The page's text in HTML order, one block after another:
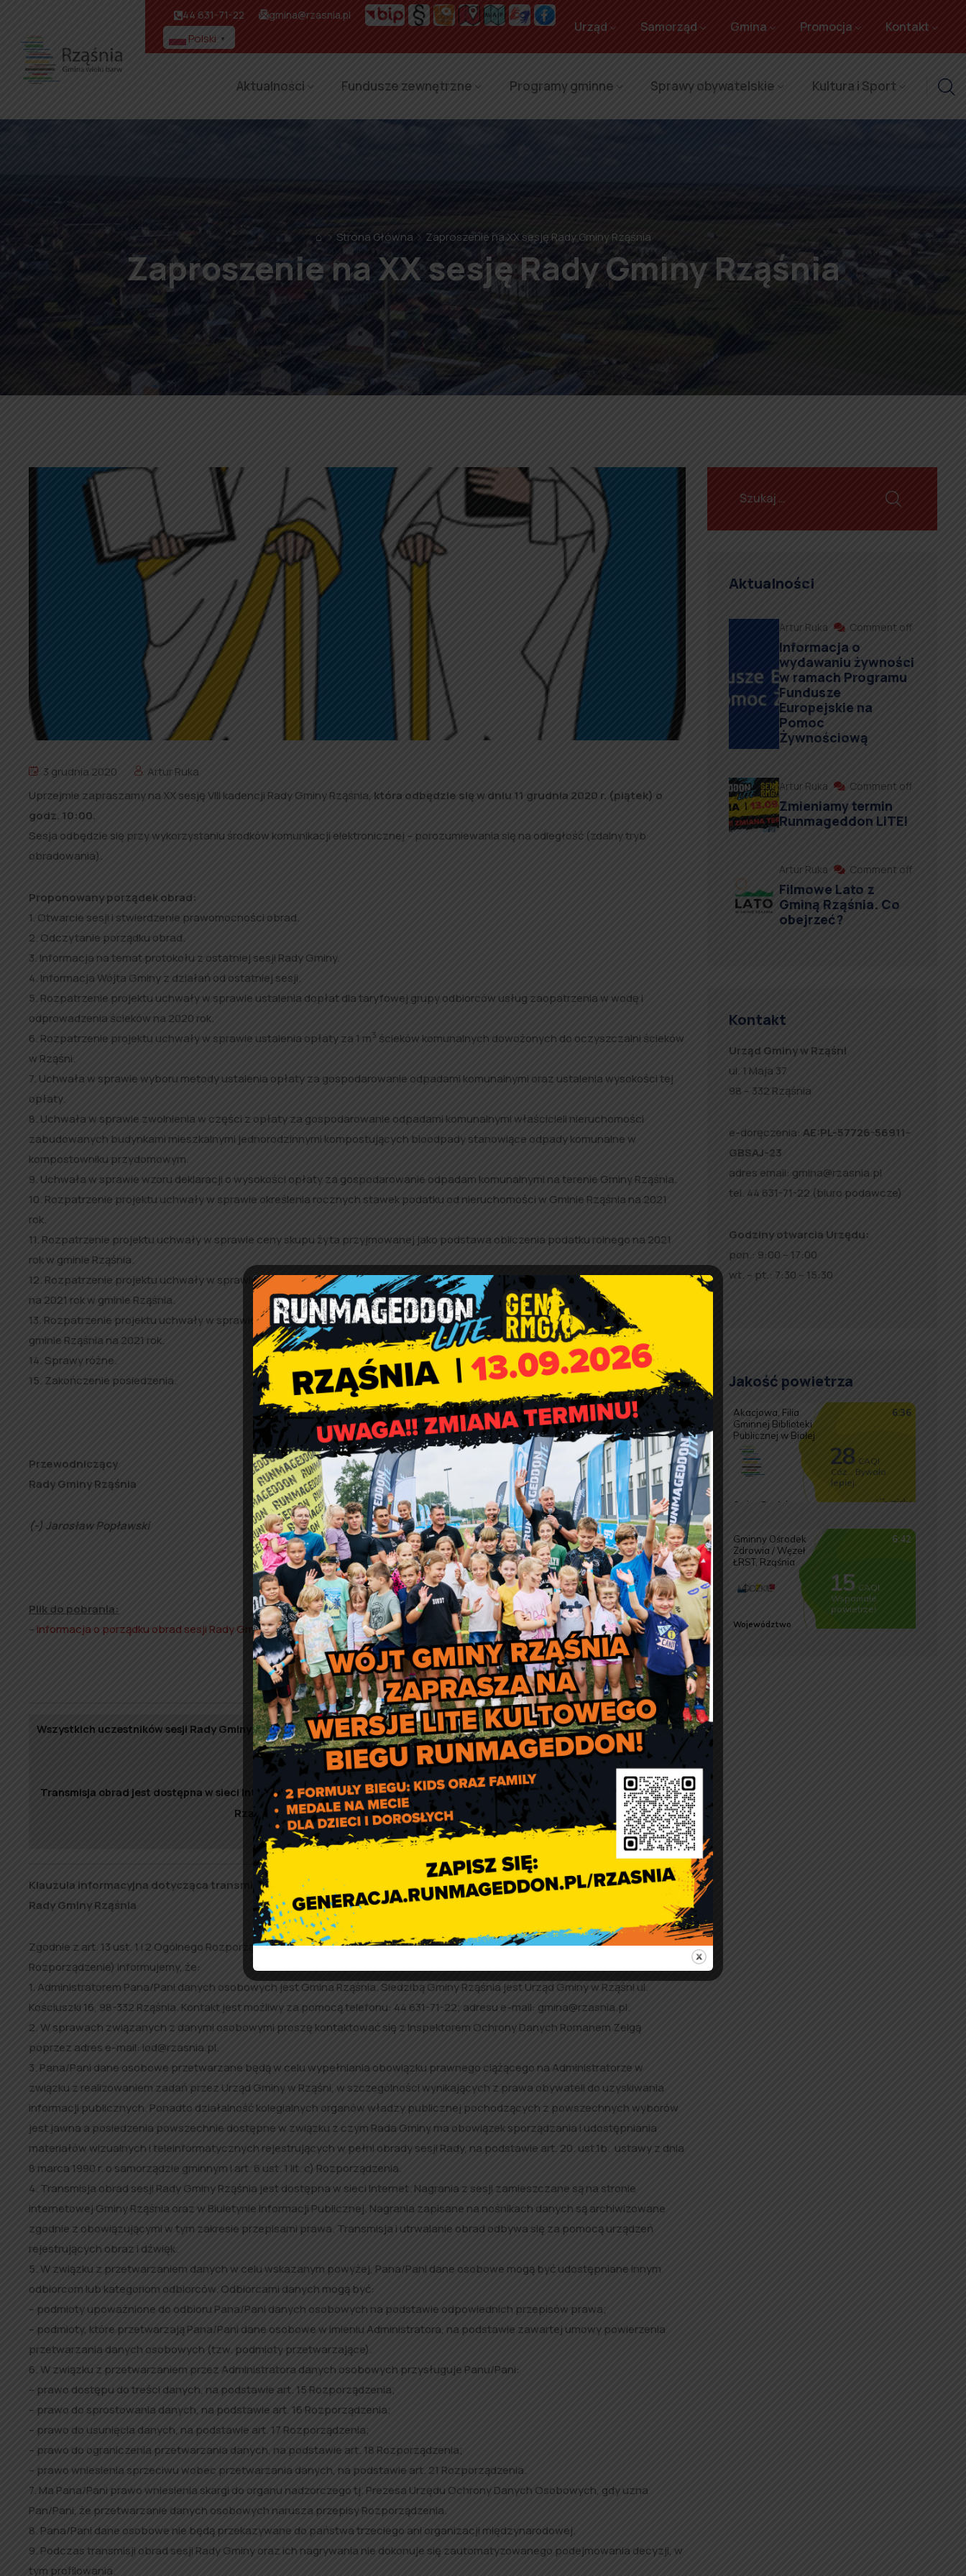
44 631-71-22 gmina@rzasnia.pl
Polski ▼
Urząd Samorząd Gmina Promocja Kontakt
Aktualności Fundusze zewnętrzne Programy gminne Sprawy obywatelskie Kultura i Sport
⌂ Strona Główna Zaproszenie na XX sesję Rady Gminy Rząśnia
Zaproszenie na XX sesję Rady Gminy Rząśnia
3 grudnia 2020
Artur Ruka
Uprzejmie zapraszamy na XX sesję VIII kadencji Rady Gminy Rząśnia, która odbędzie się w dniu 11 grudnia 2020 r. (piątek) o
godz. 10:00.
Sesja odbędzie się przy wykorzystaniu środków komunikacji elektronicznej – porozumiewania się na odległość (zdalny tryb
obradowania).
Proponowany porządek obrad:
1. Otwarcie sesji i stwierdzenie prawomocności obrad.
2. Odczytanie porządku obrad.
3. Informacja na temat protokołu z ostatniej sesji Rady Gminy.
4. Informacja Wójta Gminy z działań od ostatniej sesji.
5. Rozpatrzenie projektu uchwały w sprawie ustalenia dopłat dla taryfowej grupy odbiorców usług zaopatrzenia w wodę i
odprowadzenia ścieków na 2020 rok.
6. Rozpatrzenie projektu uchwały w sprawie ustalenia opłaty za 1 m3 ścieków komunalnych dowożonych do oczyszczalni ścieków
w Rząśni.
7. Uchwała w sprawie wyboru metody ustalenia opłaty za gospodarowanie odpadami komunalnymi oraz ustalenia wysokości tej
opłaty.
8. Uchwała w sprawie zwolnienia w części z opłaty za gospodarowanie odpadami komunalnymi właścicieli nieruchomości
zabudowanych budynkami mieszkalnymi jednorodzinnymi kompostujących bioodpady stanowiące odpady komunalne w
kompostowniku przydomowym.
9. Uchwała w sprawie wzoru deklaracji o wysokości opłaty za gospodarowanie odpadam komunalnymi na terenie Gminy Rząśnia.
10. Rozpatrzenie projektu uchwały w sprawie określenia rocznych stawek podatku od nieruchomości w Gminie Rząśnia na 2021
rok.
11. Rozpatrzenie projektu uchwały w sprawie ceny skupu żyta przyjmowanej jako podstawa obliczenia podatku rolnego na 2021
rok w gminie Rząśnia.
12. Rozpatrzenie projektu uchwały w sprawie ceny sprzedaży drewna przyjmowanej jako podstawa obliczenia podatku leśnego
na 2021 rok w gminie Rząśnia.
13. Rozpatrzenie projektu uchwały w sprawie określenia wysokości rocznych stawek podatku od środków transportowych w
gminie Rząśnia na 2021 rok.
14. Sprawy różne.
15. Zakończenie posiedzenia.
Przewodniczący
Rady Gminy Rząśnia
(-) Jarosław Popławski
Plik do pobrania:
–informacja o porządku obrad sesji Rady Gminy Rząśnia zwołanej na 11 grudnia 2020 roku.
Wszystkich uczestników sesji Rady Gminy Rząśnia informujemy, iż obrady są transmitowane i utrwalane za pomocą urządzeń
rejestrujących obraz i dźwięk.
Transmisja obrad jest dostępna w sieci Internet, natomiast nagrania z sesji zamieszczane są na stronie internetowej Gminy
Rząśnia oraz w Biuletynie Informacji Publicznej.
Klauzula informacyjna dotycząca transmitowania i utrwalania za pomocą urządzeń rejestrujących obraz i dźwięk sesji
Rady Gminy Rząśnia
Zgodnie z art. 13 ust. 1 i 2 Ogólnego Rozporządzenia o Ochronie Danych Osobowych z dnia 27 kwietnia 2016 r. (dalej
Rozporządzenie) informujemy, że:
1. Administratorem Pana/Pani danych osobowych jest Gmina Rząśnia. Siedzibą Gminy Rząśnia jest Urząd Gminy w Rząśni ul.
Kościuszki 16, 98-332 Rząśnia. Kontakt jest możliwy za pomocą telefonu: 44 631-71-22; adresu e-mail: gmina@rzasnia.pl.
2. W sprawach związanych z danymi osobowymi proszę kontaktować się z Inspektorem Ochrony Danych Romanem Zelgą
poprzez adres e-mail: iod@rzasnia.pl.
3. Pana/Pani dane osobowe przetwarzane będą w celu wypełniania obowiązku prawnego ciążącego na Administratorze w
związku z realizowaniem zadań przez Urząd Gminy w Rząśni, w szczególności wynikających z prawa obywateli do uzyskiwania
informacji publicznych. Ponadto działalność kolegialnych organów władzy publicznej pochodzących z powszechnych wyborów
jest jawna a posiedzenia powszechnie dostępne w związku z czym Rada Gminy ma obowiązek sporządzania i udostępniania
materiałów wizualnych i teleinformatycznych rejestrujących w pełni obrady sesji Rady, na podstawie art. 20. ust.1b. ustawy z dnia
8 marca 1990 r. o samorządzie gminnym i art. 6 ust. 1 lit. c) Rozporządzenia.
4. Transmisja obrad sesji Rady Gminy Rząśnia jest dostępna w sieci Internet. Nagrania z sesji zamieszczane są na stronie
internetowej Gminy Rząśnia oraz w Biuletynie Informacji Publicznej. Nagrania zapisane na nośnikach danych są archiwizowane
zgodnie z obowiązującymi w tym zakresie przepisami prawa. Transmisja i utrwalanie obrad odbywa się za pomocą urządzeń
rejestrujących obraz i dźwięk.
5. W związku z przetwarzaniem danych w celu wskazanym powyżej, Pana/Pani dane osobowe mogą być udostępniane innym
odbiorcom lub kategoriom odbiorców. Odbiorcami danych mogą być:
– podmioty upoważnione do odbioru Pana/Pani danych osobowych na podstawie odpowiednich przepisów prawa;
– podmioty, które przetwarzają Pana/Pani dane osobowe w imieniu Administratora, na podstawie zawartej umowy powierzenia
przetwarzania danych osobowych (tzw. podmioty przetwarzające).
6. W związku z przetwarzaniem przez Administratora danych osobowych przysługuje Panu/Pani:
– prawo dostępu do treści danych, na podstawie art. 15 Rozporządzenia;
– prawo do sprostowania danych, na podstawie art. 16 Rozporządzenia;
– prawo do usunięcia danych, na podstawie art. 17 Rozporządzenia;
– prawo do ograniczenia przetwarzania danych, na podstawie art. 18 Rozporządzenia;
– prawo wniesienia sprzeciwu wobec przetwarzania danych, na podstawie art. 21 Rozporządzenia.
7. Ma Pana/Pani prawo wniesienia skargi do organu nadzorczego tj. Prezesa Urzędu Ochrony Danych Osobowych, gdy uzna
Pan/Pani, że przetwarzanie danych osobowych narusza przepisy Rozporządzenia.
8. Pana/Pani dane osobowe nie będą przekazywane do państwa trzeciego ani organizacji międzynarodowej.
9. Podczas transmisji obrad sesji Rady Gminy oraz ich nagrywania nie dokonuje się zautomatyzowanego podejmowania decyzji, w
tym profilowania.
Aktualności
Artur Ruka Comment off
Informacja o
wydawaniu żywności
w ramach Programu
Fundusze
Europejskie na
Pomoc
Żywnościową
Artur Ruka Comment off
Zmieniamy termin
Runmageddon LITE!
Artur Ruka Comment off
Filmowe Lato z
Gminą Rząśnia. Co
obejrzeć?
Kontakt
Urząd Gminy w Rząśni
ul. 1 Maja 37
98 – 332 Rząśnia
e-doręczenia: AE:PL-57726-56911-
GBSAJ-23
adres email: gmina@rzasnia.pl
tel. 44 631-71-22 (biuro podawcze)
Godziny otwarcia Urzędu:
pon.: 9:00 – 17:00
wt. – pt.: 7:30 – 15:30
Jakość powietrza